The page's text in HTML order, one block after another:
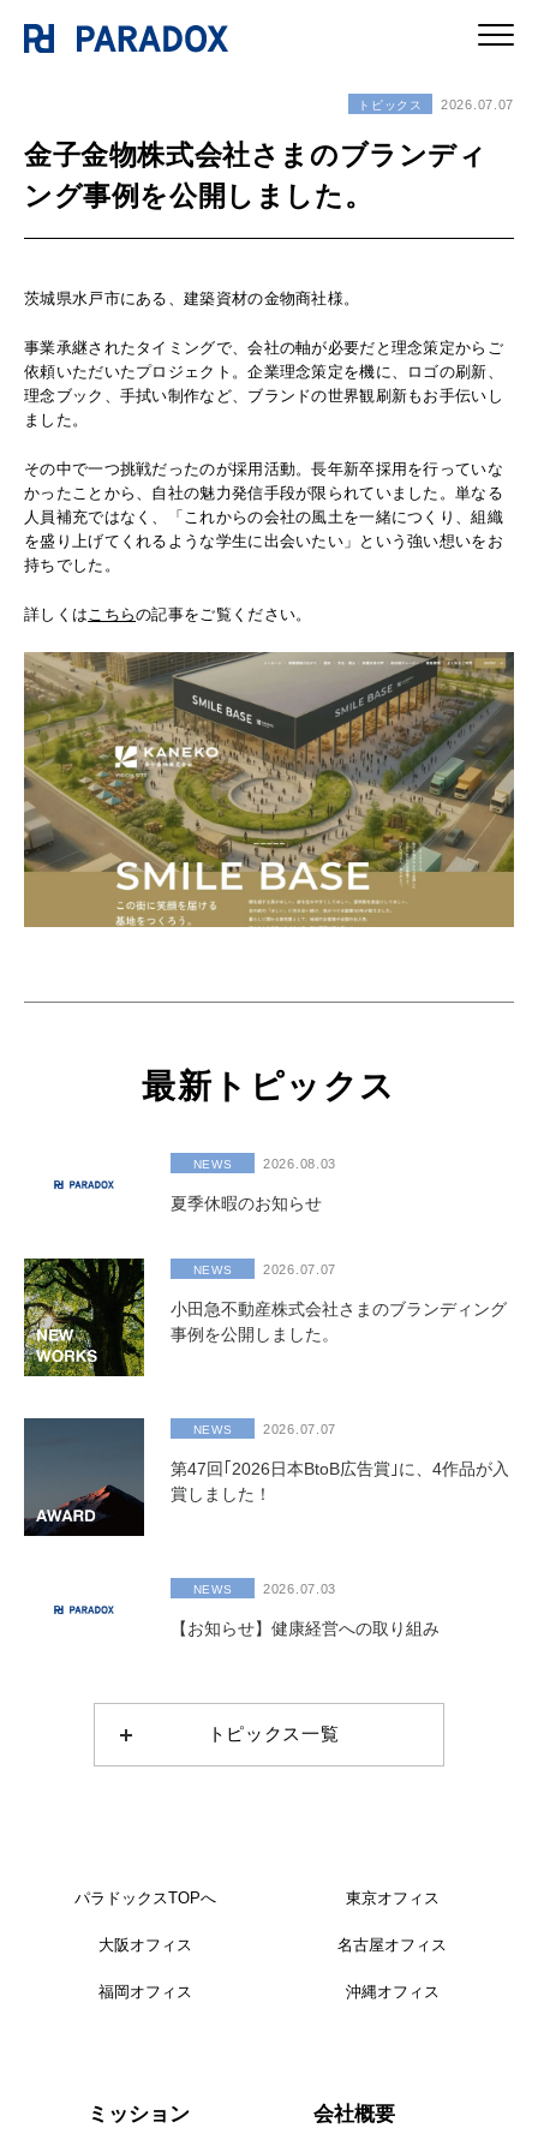
トピックス 2026.07.07
金子金物株式会社さまのブランディ
ング事例を公開しました。
茨城県水戸市にある、建築資材の金物商社様。
事業承継されたタイミングで、会社の軸が必要だと理念策定からご
依頼いただいたプロジェクト。企業理念策定を機に、ロゴの刷新、
理念ブック、手拭い制作など、ブランドの世界観刷新もお手伝いし
ました。
その中で一つ挑戦だったのが採用活動。長年新卒採用を行っていな
かったことから、自社の魅力発信手段が限られていました。単なる
人員補充ではなく、「これからの会社の風土を一緒につくり、組織
を盛り上げてくれるような学生に出会いたい」という強い想いをお
持ちでした。
詳しくは こちらの記事をご覧ください。
最新トピックス
NEWS 2026.08.03
夏季休暇のお知らせ
NEWS 2026.07.07
小田急不動産株式会社さまのブランディング
事例を公開しました。
NEWS 2026.07.07
第47回｢2026日本BtoB広告賞｣に、4作品が入
賞しました！
NEWS 2026.07.03
【お知らせ】健康経営への取り組み
トピックス一覧
パラドックスTOPへ 東京オフィス
大阪オフィス 名古屋オフィス
福岡オフィス 沖縄オフィス
ミッション 会社概要